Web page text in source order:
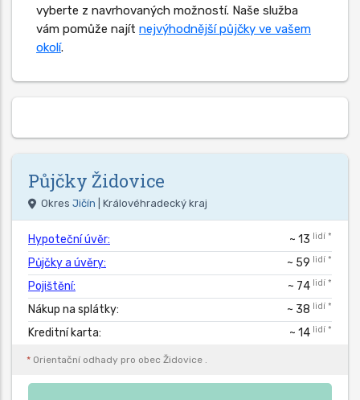
vyberte z navrhovaných možností. Naše služba
vám pomůže najít nejvýhodnější půjčky ve vašem
okolí.
Půjčky Židovice
Okres Jičín | Královéhradecký kraj
Hypoteční úvěr: ~ 13 lidí *
Půjčky a úvěry: ~ 59 lidí *
Pojištění: ~ 74 lidí *
Nákup na splátky: ~ 38 lidí *
Kreditní karta: ~ 14 lidí *
* Orientační odhady pro obec Židovice .